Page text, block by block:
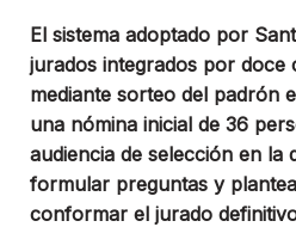
El sistema adoptado por
jurados integrados por doce
mediante sorteo del padrón
una nómina inicial de 36
audiencia de selección en la
formular preguntas y
conformar el jurado